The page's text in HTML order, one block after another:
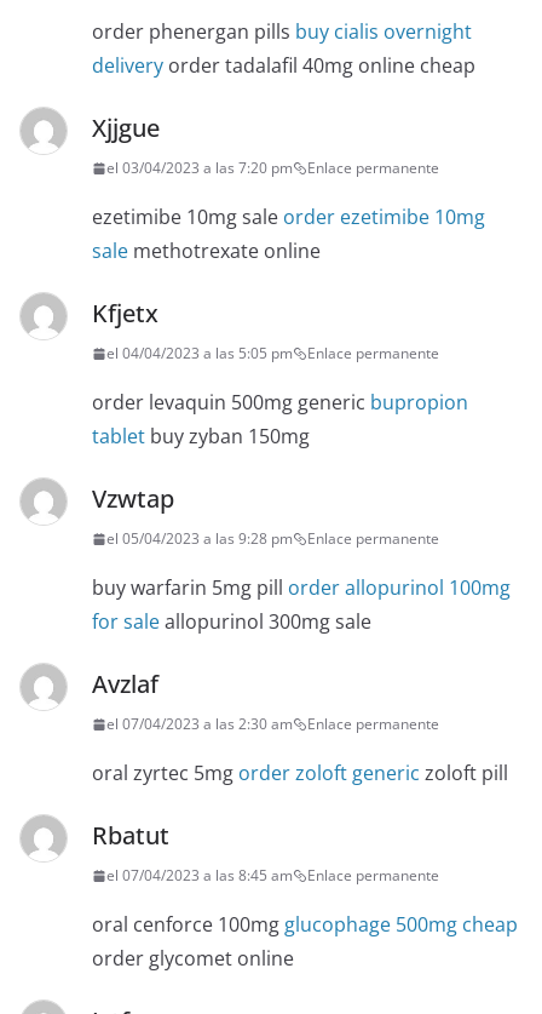
order phenergan pills buy cialis overnight
delivery order tadalafil 40mg online cheap
Xjjgue
el 03/04/2023 a las 7:20 pm Enlace permanente
ezetimibe 10mg sale order ezetimibe 10mg
sale methotrexate online
Kfjetx
el 04/04/2023 a las 5:05 pm Enlace permanente
order levaquin 500mg generic bupropion
tablet buy zyban 150mg
Vzwtap
el 05/04/2023 a las 9:28 pm Enlace permanente
buy warfarin 5mg pill order allopurinol 100mg
for saleallopurinol 300mg sale
Avzlaf
el 07/04/2023 a las 2:30 am Enlace permanente
oral zyrtec 5mg order zoloft generic zoloft pill
Rbatut
el 07/04/2023 a las 8:45 am Enlace permanente
oral cenforce 100mg glucophage 500mg cheap
order glycomet online